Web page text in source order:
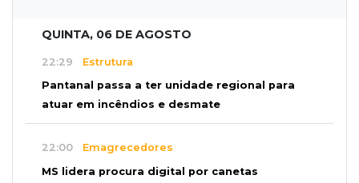
QUINTA, 06 DE AGOSTO
22:29 Estrutura
Pantanal passa a ter unidade regional para
atuar em incêndios e desmate
22:00 Emagrecedores
MS lidera procura digital por canetas